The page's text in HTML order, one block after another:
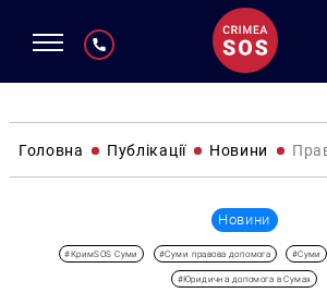
Головна Публікації Новини
Новини
#КримSOS Суми #Суми правова допомога #Суми
#Юридична допомога в Сумах